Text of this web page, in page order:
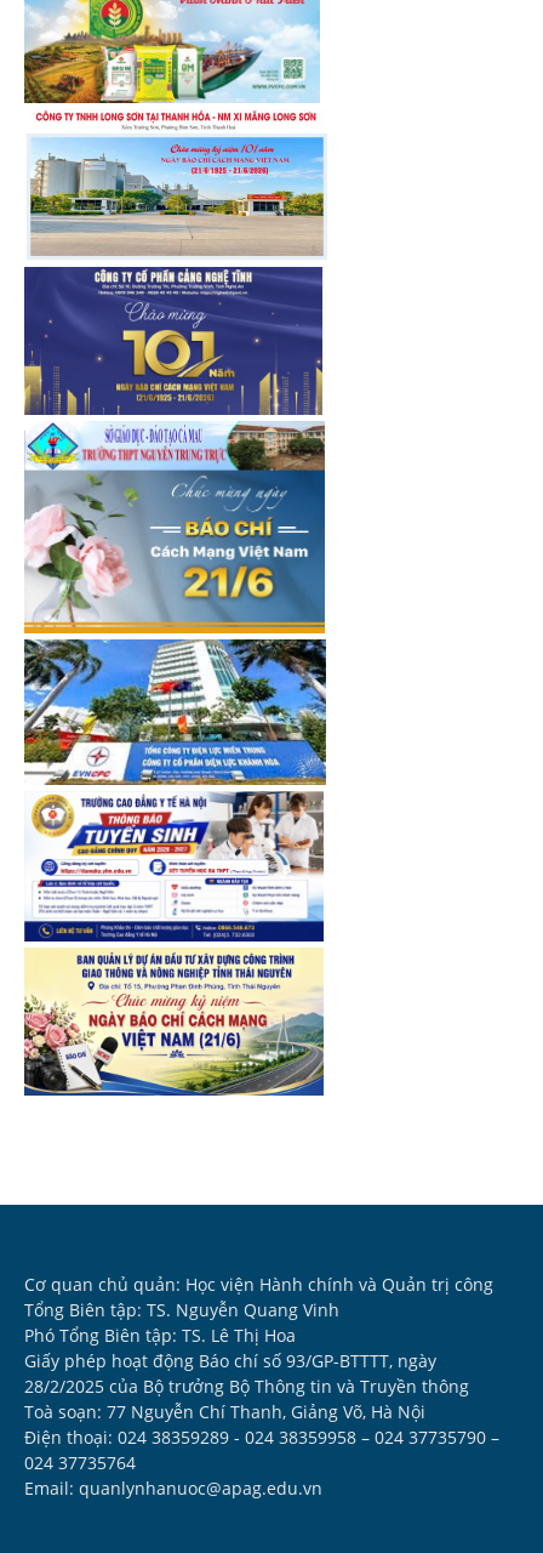
Cơ quan chủ quản: Học viện Hành chính và Quản trị công
Tổng Biên tập: TS. Nguyễn Quang Vinh
Phó Tổng Biên tập: TS. Lê Thị Hoa
Giấy phép hoạt động Báo chí số 93/GP-BTTTT, ngày
28/2/2025 của Bộ trưởng Bộ Thông tin và Truyền thông
Toà soạn: 77 Nguyễn Chí Thanh, Giảng Võ, Hà Nội
Điện thoại: 024 38359289 - 024 38359958 – 024 37735790 –
024 37735764
Email: quanlynhanuoc@apag.edu.vn